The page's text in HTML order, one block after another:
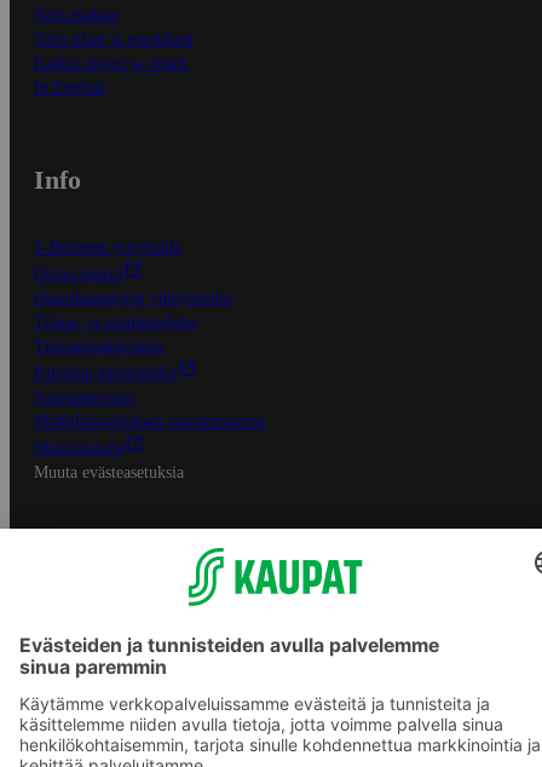
Näin maksat
Näin tilaat ja muokkaat
Kaikki ohjeet ja vinkit
In English
Info
S-Business yrityksille
Oiva-raportit
Osuuskauppojen yhteystiedot
Tilaus- ja toimitusehdot
Tietosuojakäytäntö
Palvelun käyttöehdot
Saavutettavuus
Mobiilisovelluksen saavutettavuus
Mainostajalle
Muuta evästeasetuksia
S-ryhmän palvelut
S-ryhmä
Asiakasomistajuus
S-ostoslista -sovellus
Prisma.fi